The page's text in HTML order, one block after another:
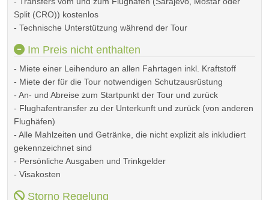
Split (CRO)) kostenlos
- Technische Unterstützung während der Tour
Im Preis nicht enthalten
- Miete einer Leihenduro an allen Fahrtagen inkl. Kraftstoff
- Miete der für die Tour notwendigen Schutzausrüstung
- An- und Abreise zum Startpunkt der Tour und zurück
- Flughafentransfer zu der Unterkunft und zurück (von anderen
Flughäfen)
- Alle Mahlzeiten und Getränke, die nicht explizit als inkludiert
gekennzeichnet sind
- Persönliche Ausgaben und Trinkgelder
- Visakosten
Storno Regelung